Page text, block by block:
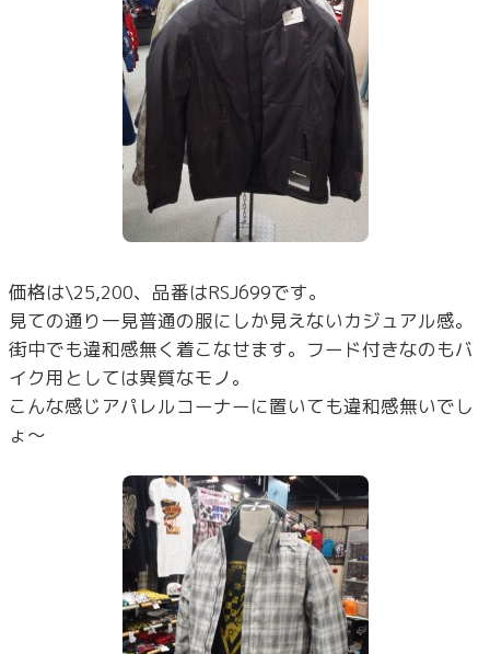
価格は\25,200、品番はRSJ699です。
見ての通り一見普通の服にしか見えないカジュアル感。
街中でも違和感無く着こなせます。フード付きなのもバ
イク用としては異質なモノ。
こんな感じアパレルコーナーに置いても違和感無いでし
ょ～